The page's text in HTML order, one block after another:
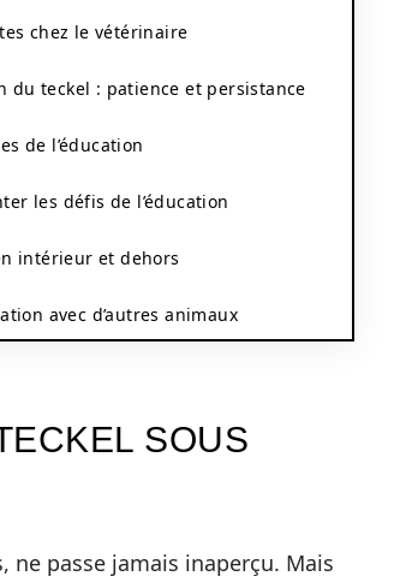
chez le vétérinaire
du teckel : patience et persistance
de l’éducation
les défis de l’éducation
intérieur et dehors
avec d’autres animaux
SOUS
ne passe jamais inaperçu. Mais